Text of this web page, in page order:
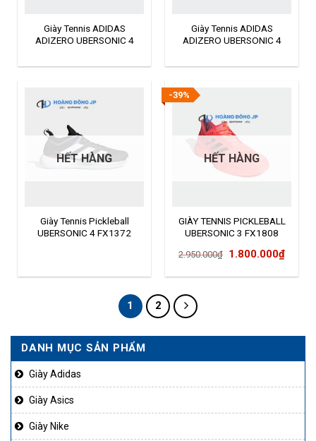
Giày Tennis ADIDAS
ADIZERO UBERSONIC 4
Giày Tennis ADIDAS
ADIZERO UBERSONIC 4
HẾT HÀNG
Giày Tennis Pickleball
UBERSONIC 4 FX1372
-39%
HẾT HÀNG
GIÀY TENNIS PICKLEBALL
UBERSONIC 3 FX1808
2.950.000₫ Giá
1.800.000₫Giá
1 2
DANH MỤC SẢN PHẨM
Giày Adidas
Giày Asics
Giày Nike